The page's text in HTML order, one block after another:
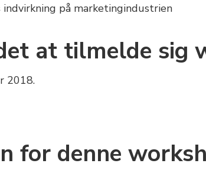
på marketingindustrien
at tilmelde sig
2018.
for denne